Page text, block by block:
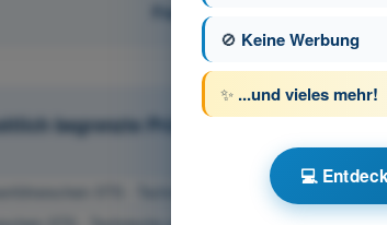
Frage 44 von 103
begrenzte Prüfungssimulationen
STS - Technische und betriebliche Minderung
🚫 Keine Werbung
✨ ...und vieles mehr!
💻